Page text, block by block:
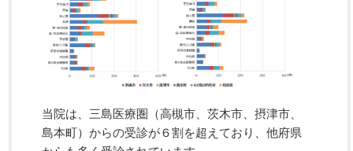
当院は、三島医療圏（高槻市、茨木市、摂津市、
島本町）からの受診が６割を超えており、他府県